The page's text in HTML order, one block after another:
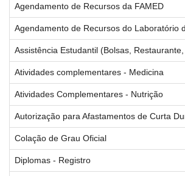
Agendamento de Recursos da FAMED
Agendamento de Recursos do Laboratório
Assistência Estudantil (Bolsas,
Atividades complementares - Medicina
Atividades Complementares - Nutrição
Autorização para Afastamentos de Curta
Colação de Grau Oficial
Diplomas - Registro